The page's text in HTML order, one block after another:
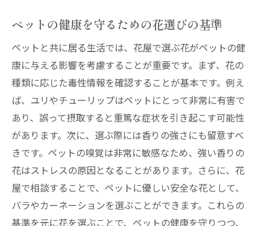
ペットの健康を守るための花選びの基準
ペットと共に居る生活では、花屋で選ぶ花がペットの健
康に与える影響を考慮することが重要です。まず、花の
種類に応じた毒性情報を確認することが基本です。例え
ば、ユリやチューリップはペットにとって非常に有害で
あり、誤って摂取すると重篤な症状を引き起こす可能性
があります。次に、選ぶ際には香りの強さにも留意すべ
きです。ペットの嗅覚は非常に敏感なため、強い香りの
花はストレスの原因となることがあります。さらに、花
屋で相談することで、ペットに優しい安全な花として、
バラやカーネーションを選ぶことができます。これらの
基準を元に花を選ぶことで、ペットの健康を守りつつ、